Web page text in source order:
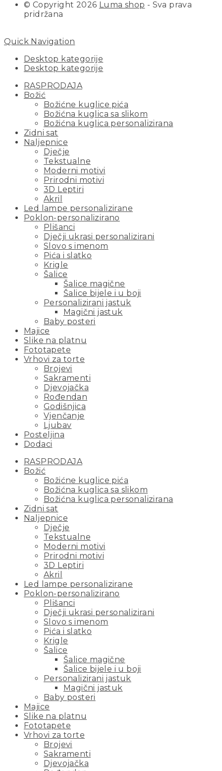
© Copyright 2026 Luma shop - Sva prava
pridržana
Quick Navigation
Desktop kategorije
Desktop kategorije
RASPRODAJA
Božić
Božićne kuglice pića
Božićna kuglica sa slikom
Božićna kuglica personalizirana
Zidni sat
Naljepnice
Dječje
Tekstualne
Moderni motivi
Prirodni motivi
3D Leptiri
Akril
Led lampe personalizirane
Poklon-personalizirano
Plišanci
Dječji ukrasi personalizirani
Slovo s imenom
Pića i slatko
Krigle
Šalice
Šalice magične
Šalice bijele i u boji
Personalizirani jastuk
Magični jastuk
Baby posteri
Majice
Slike na platnu
Fototapete
Vrhovi za torte
Brojevi
Sakramenti
Djevojačka
Rođendan
Godišnjica
Vjenčanje
Ljubav
Posteljina
Dodaci
RASPRODAJA
Božić
Božićne kuglice pića
Božićna kuglica sa slikom
Božićna kuglica personalizirana
Zidni sat
Naljepnice
Dječje
Tekstualne
Moderni motivi
Prirodni motivi
3D Leptiri
Akril
Led lampe personalizirane
Poklon-personalizirano
Plišanci
Dječji ukrasi personalizirani
Slovo s imenom
Pića i slatko
Krigle
Šalice
Šalice magične
Šalice bijele i u boji
Personalizirani jastuk
Magični jastuk
Baby posteri
Majice
Slike na platnu
Fototapete
Vrhovi za torte
Brojevi
Sakramenti
Djevojačka